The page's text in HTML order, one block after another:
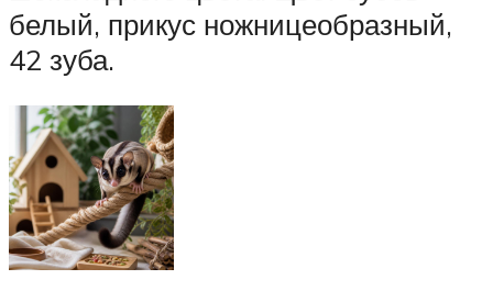
белый, прикус ножницеобразный,
42 зуба.